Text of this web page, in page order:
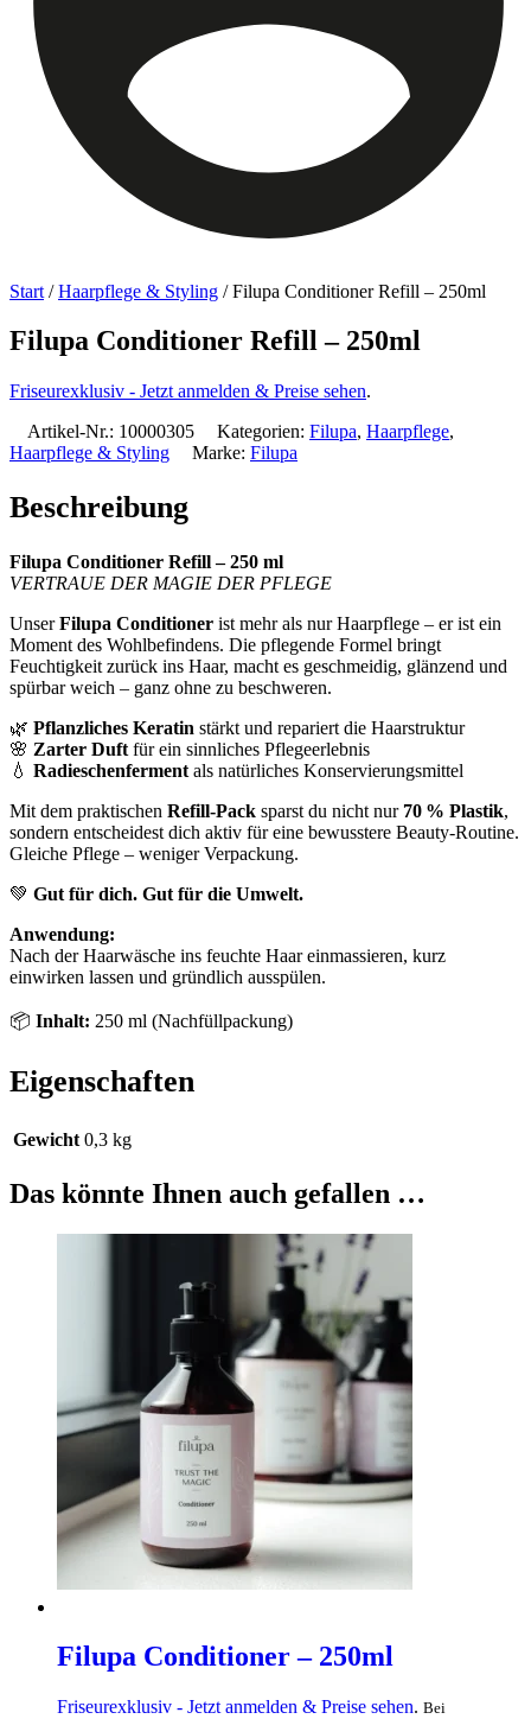
Start /Haarpflege & Styling / Filupa Conditioner Refill – 250ml
Filupa Conditioner Refill – 250ml
Friseurexklusiv - Jetzt anmelden & Preise sehen.
Artikel-Nr.: 10000305 Kategorien: Filupa, Haarpflege,
Haarpflege & Styling
Marke: Filupa
Beschreibung
Filupa Conditioner Refill – 250 ml
VERTRAUE DER MAGIE DER PFLEGE
UnserFilupa Conditioner ist mehr als nur Haarpflege – er ist ein
Moment des Wohlbefindens. Die pflegende Formel bringt
Feuchtigkeit zurück ins Haar, macht es geschmeidig, glänzend und
spürbar weich – ganz ohne zu beschweren.
🌿 Pflanzliches Keratin stärkt und repariert die Haarstruktur
🌸 Zarter Duft für ein sinnliches Pflegeerlebnis
💧 Radieschenferment als natürliches Konservierungsmittel
Mit dem praktischen Refill-Pack sparst du nicht nur 70 % Plastik,
sondern entscheidest dich aktiv für eine bewusstere Beauty-Routine.
Gleiche Pflege – weniger Verpackung.
💚 Gut für dich. Gut für die Umwelt.
Anwendung:
Nach der Haarwäsche ins feuchte Haar einmassieren, kurz
einwirken lassen und gründlich ausspülen.
📦 Inhalt: 250 ml (Nachfüllpackung)
Eigenschaften
Gewicht 0,3 kg
Das könnte Ihnen auch gefallen …
Filupa Conditioner – 250ml
Friseurexklusiv - Jetzt anmelden & Preise sehen. Bei